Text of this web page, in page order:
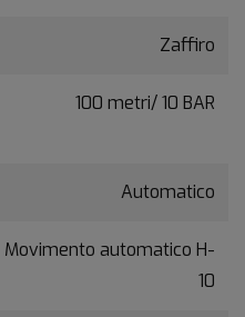
Zaffiro
100 metri/ 10 BAR
Automatico
Movimento automatico H-
10